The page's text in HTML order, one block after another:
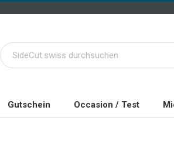
Gutschein Occasion / Test